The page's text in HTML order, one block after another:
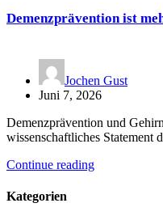
Demenzprävention ist
Jochen Gust
Juni 7, 2026
Demenzprävention und
wissenschaftliches
Continue reading
Kategorien